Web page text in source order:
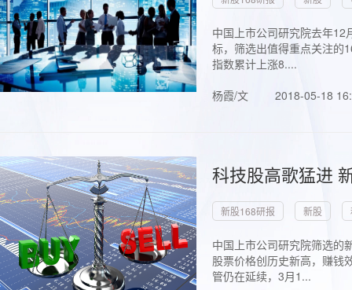
中国上市公司研究院去年
标，筛选出值得重点关注的
指数累计上涨8....
杨霞/文
2018-05-18
科技股高歌猛进
新股168研报 新股
中国上市公司研究院筛选的
股票价格创历史新高，赚钱
管仍在延续，3月1...